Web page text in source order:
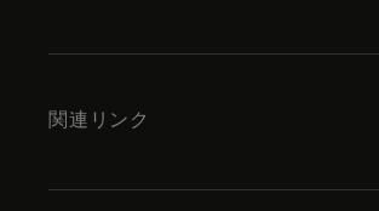
関連リンク